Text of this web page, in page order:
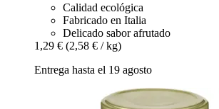
Calidad ecológica
Fabricado en Italia
Delicado sabor afrutado
1,29 € (2,58 € / kg)
Entrega hasta el 19 agosto